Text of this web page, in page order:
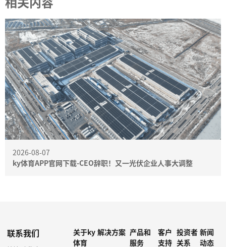
2026-08-07
ky体育APP官网下载-CEO辞职！又一光伏企业人事大调整
联系我们
关于ky
体育
解决方案 产品和
服务
客户
支持
投资者
关系
新闻
动态